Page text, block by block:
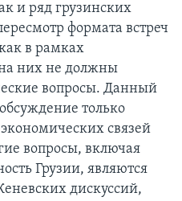
и ряд грузинских
формата встреч
в рамках
них не должны
вопросы. Данный
только
связей
вопросы, включая
Грузии, являются
дискуссий,